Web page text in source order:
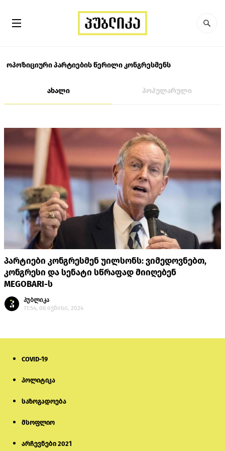
ოპოზიციური პარტიების წერილი კონგრესმენს
ახალი პოპულარული
პარტიები კონგრესმენ უილსონს: ვიმედოვნებთ,
კონგრესი და სენატი სწრაფად მიიღებენ
MEGOBARI-ს
პუბლიკა
11:54, 06 ივნისი, 2024
COVID-19
პოლიტიკა
საზოგადოება
მსოფლიო
არჩევნები 2021